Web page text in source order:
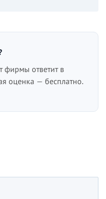
ответит в
оценка — бесплатно.